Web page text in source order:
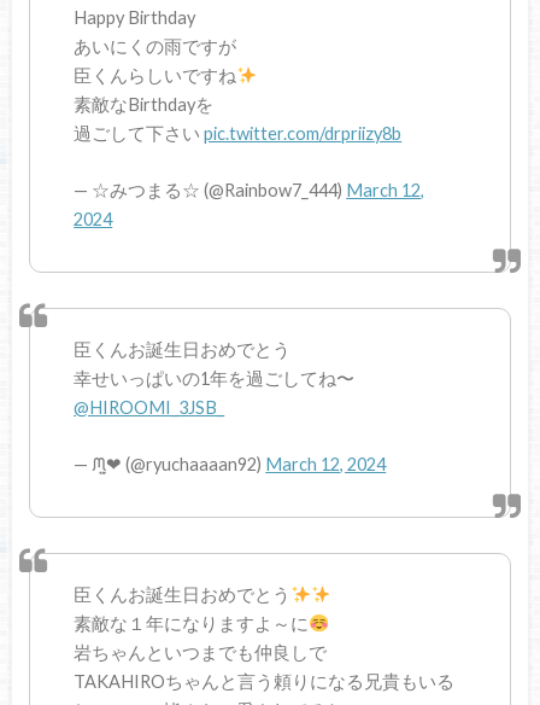
Happy Birthday
あいにくの雨ですが
臣くんらしいですね
素敵なBirthdayを
過ごして下さいpic.twitter.com/drpriizy8b
— ☆みつまる☆ (@Rainbow7_444) March 12,
2024
臣くんお誕生日おめでとう
幸せいっぱいの1年を過ごしてね〜
@HIROOMI_3JSB_
— ᙏ̤̫❤︎ (@ryuchaaaan92) March 12, 2024
臣くんお誕生日おめでとう
素敵な１年になりますよ～に
岩ちゃんといつまでも仲良しで
TAKAHIROちゃんと言う頼りになる兄貴もいる